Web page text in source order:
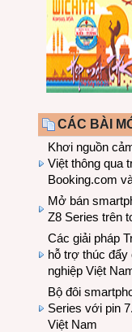
CÁC BÀI
Khơi nguồn
Việt thông qua
Booking.com
Mở bán
Z8 Series trên
Các giải pháp
hỗ trợ thúc đẩy
nghiệp Việt
Bộ đôi
Series với pin
Việt Nam